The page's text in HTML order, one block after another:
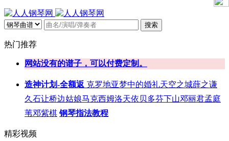
搜索
热门推荐
网站没有的谱子，可以付费定制。
造神计划-全额返 克罗地亚梦中的婚礼天空之城薛之谦
久石让桥边姑娘马克西姆洛天依贝多芬下山邓丽君孟庭
苇邓紫棋 钢琴指法教程
精彩视频